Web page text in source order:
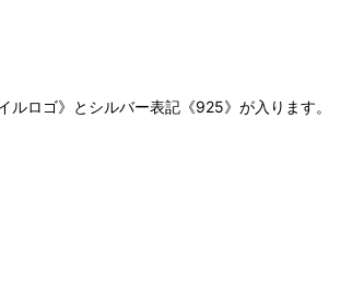
ルロゴ》とシルバー表記《925》が入ります。